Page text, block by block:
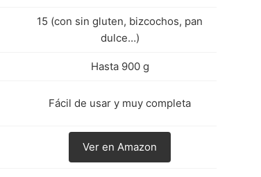
15 (con sin gluten, bizcochos, pan
dulce…)
Hasta 900 g
Fácil de usar y muy completa
Ver en Amazon